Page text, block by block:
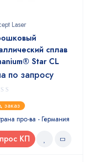
Laser
сплав
Star CL
по запросу
заказ
про-ва - Германия
КП